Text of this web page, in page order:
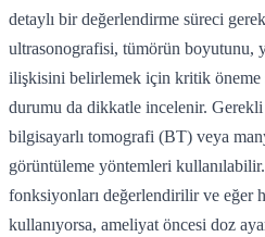
detaylı bir değerlendirme süreci
ultrasonografisi, tümörün boyutunu,
ilişkisini belirlemek için kritik öneme
durumu da dikkatle incelenir.
bilgisayarlı tomografi (BT) veya
görüntüleme yöntemleri
fonksiyonları değerlendirilir ve eğer
kullanıyorsa, ameliyat öncesi doz